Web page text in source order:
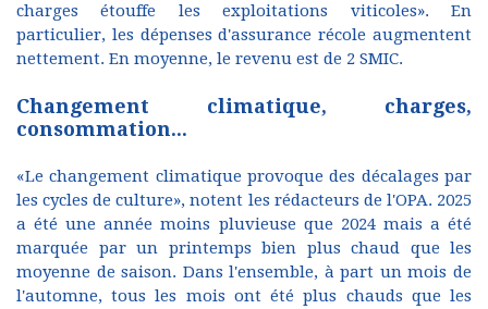
charges étouffe les exploitations viticoles». En
particulier, les dépenses d'assurance récole augmentent
nettement. En moyenne, le revenu est de 2 SMIC.
Changement climatique, charges,
consommation...
«Le changement climatique provoque des décalages par
les cycles de culture», notent les rédacteurs de l'OPA. 2025
a été une année moins pluvieuse que 2024 mais a été
marquée par un printemps bien plus chaud que les
moyenne de saison. Dans l'ensemble, à part un mois de
l'automne, tous les mois ont été plus chauds que les